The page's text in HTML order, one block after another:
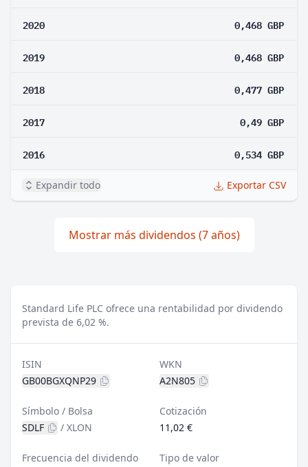
2020 0,468 GBP
2019 0,468 GBP
2018 0,477 GBP
2017 0,49 GBP
2016 0,534 GBP
Expandir todo Exportar CSV
Mostrar más dividendos (7 años)
Standard Life PLC ofrece una rentabilidad por dividendo
prevista de 6,02 %.
ISIN
GB00BGXQNP29
WKN
A2N805
Símbolo / Bolsa
SDLF
/ XLON
Cotización
11,02 €
Frecuencia del dividendo
Tipo de valor